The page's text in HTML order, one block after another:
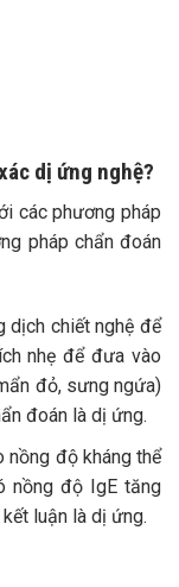
dị ứng nghệ?
các phương pháp
pháp chẩn đoán
dịch chiết nghệ để
nhẹ để đưa vào
đỏ, sưng ngứa)
đoán là dị ứng.
nồng độ kháng thể
nồng độ IgE tăng
luận là dị ứng.